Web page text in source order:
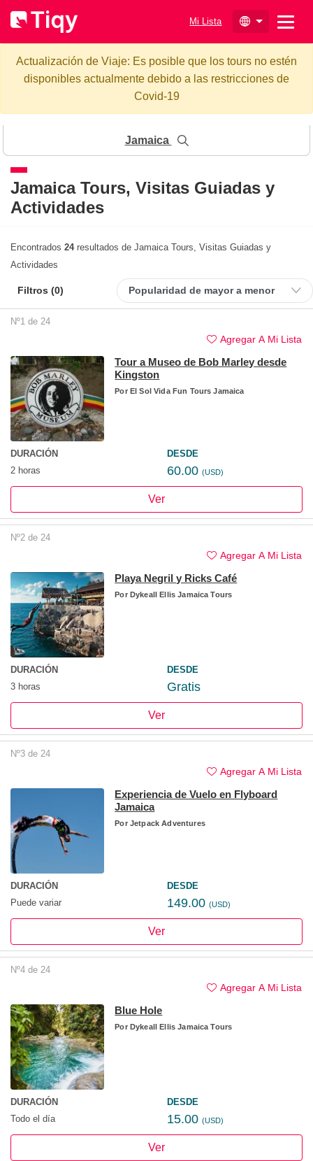
Mi Lista
Actualización de Viaje: Es posible que los tours no estén
disponibles actualmente debido a las restricciones de
Covid-19
JamaicaTours, Visitas Guiadas y
Actividades
Jamaica
Encontrados 24resultados de Jamaica Tours, Visitas Guiadas y
Actividades
Nº1 de 24
Agregar A Mi Lista
Tour a Museo de Bob Marley desde
Kingston
PorEl Sol Vida Fun Tours Jamaica
DURACIÓN
2 horas
DESDE
60.00 (USD)
Ver
Nº2 de 24
Agregar A Mi Lista
Playa Negril y Ricks Café
PorDykeall Ellis Jamaica Tours
DURACIÓN
3 horas
DESDE
Gratis
Ver
Nº3 de 24
Agregar A Mi Lista
Experiencia de Vuelo en Flyboard
Jamaica
PorJetpack Adventures
DURACIÓN
Puede variar
DESDE
149.00 (USD)
Ver
Nº4 de 24
Agregar A Mi Lista
Blue Hole
PorDykeall Ellis Jamaica Tours
DURACIÓN
Todo el día
DESDE
15.00 (USD)
Ver
Filtros (0)